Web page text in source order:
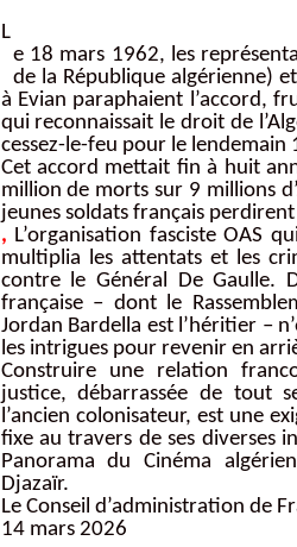
L
e 18 mars 1962, les
de la République algérienne)
à Evian paraphaient l’accord,
qui reconnaissait le droit de
cessez-le-feu pour le lendemain
Cet accord mettait fin à huit
million de morts sur 9 millions
jeunes soldats français
, L’organisation fasciste OAS
multiplia les attentats et les
contre le Général De Gaulle.
française – dont le
Jordan Bardella est l’héritier –
les intrigues pour revenir en
Construire une relation
justice, débarrassée de tout
l’ancien colonisateur, est une
fixe au travers de ses diverses
Panorama du Cinéma
Djazaïr.
Le Conseil d’administration de
14 mars 2026